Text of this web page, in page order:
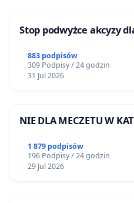
Stop podwyżce akcyzy
883 podpisów
309 Podpisy / 24 godzin
31 Jul 2026
NIE DLA MECZETU W
1 879 podpisów
196 Podpisy / 24 godzin
29 Jul 2026